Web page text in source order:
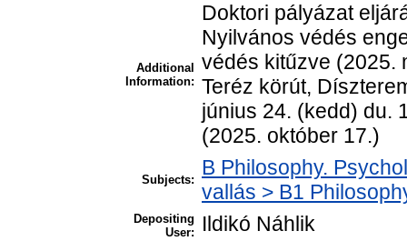
Additional
Information:
Doktori pályázat
Nyilvános védés
védés kitűzve (2025.
Teréz körút,
június 24. (kedd) du.
(2025. október 17.)
Subjects:
B Philosophy.
vallás > B1
Depositing
User:
Ildikó Náhlik